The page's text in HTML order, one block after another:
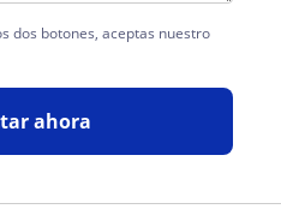
dos botones, aceptas nuestro
ahora